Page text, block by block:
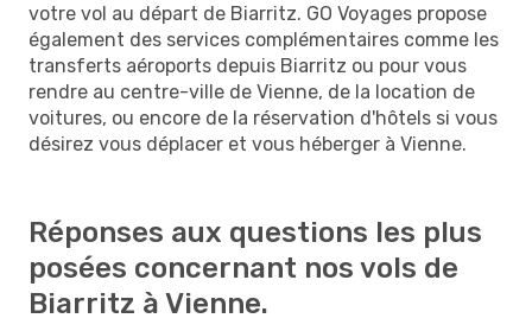
votre vol au départ de Biarritz. GO Voyages propose
également des services complémentaires comme les
transferts aéroports depuis Biarritz ou pour vous
rendre au centre-ville de Vienne, de la location de
voitures, ou encore de la réservation d'hôtels si vous
désirez vous déplacer et vous héberger à Vienne.
Réponses aux questions les plus
posées concernant nos vols de
Biarritz à Vienne.